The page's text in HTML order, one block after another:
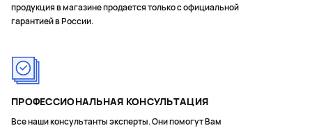
продукция в магазине продается только с официальной
гарантией в России.
ПРОФЕССИОНАЛЬНАЯ КОНСУЛЬТАЦИЯ
Все наши консультанты эксперты. Они помогут Вам